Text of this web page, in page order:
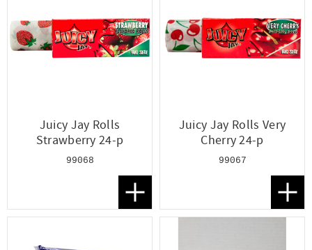
Juicy Jay Rolls
Strawberry 24-p
99068
Lägg till i favoriter
Juicy Jay Rolls Very
Cherry 24-p
99067